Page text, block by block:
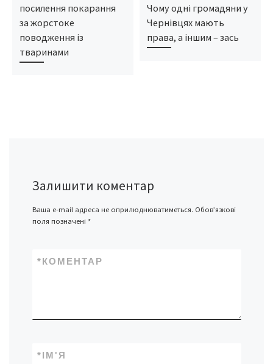
посилення покарання
за жорстоке
поводження із
тваринами
Чому одні громадяни у
Чернівцях мають
права, а іншим – зась
Залишити коментар
Ваша e-mail адреса не оприлюднюватиметься. Обов’язкові
поля позначені *
КОМЕНТАР
*
ІМ'Я
*